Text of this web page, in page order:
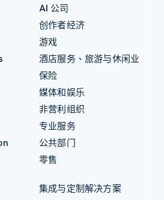
AI 公司
创作者经济
游戏
酒店服务、旅游与休闲业
保险
媒体和娱乐
非营利组织
专业服务
公共部门
零售
集成与定制解决方案